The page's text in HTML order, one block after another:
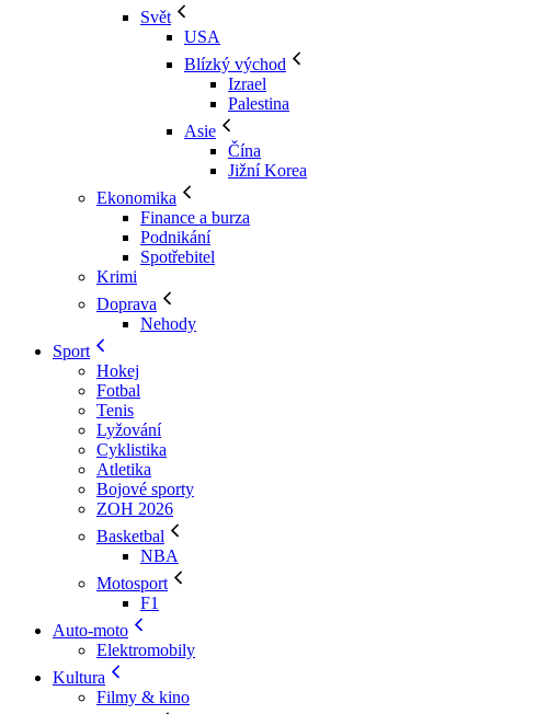
Svět
USA
Blízký východ
Izrael
Palestina
Asie
Čína
Jižní Korea
Ekonomika
Finance a burza
Podnikání
Spotřebitel
Krimi
Doprava
Nehody
Sport
Hokej
Fotbal
Tenis
Lyžování
Cyklistika
Atletika
Bojové sporty
ZOH 2026
Basketbal
NBA
Motosport
F1
Auto-moto
Elektromobily
Kultura
Filmy & kino